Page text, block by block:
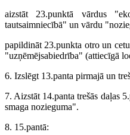
aizstāt 23.punktā vārdus
tautsaimniecībā" un vārdu
papildināt 23.punkta otro un
"uzņēmējsabiedrība" (attiecīgā
6. Izslēgt 13.panta pirmajā un
7. Aizstāt 14.panta trešās daļas
smaga nozieguma".
8. 15.pantā: